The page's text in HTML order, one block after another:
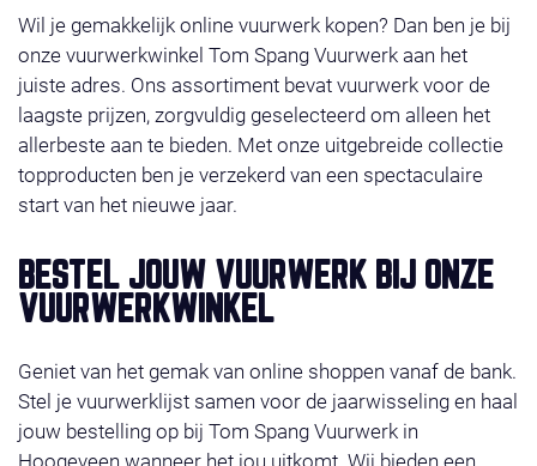
29, 30 of 31 december 2025. Wilt u liever bestellen in
de winkel, check dan even onze contact
.Wij wensen
u veel shop plezier!
Wil je gemakkelijk online vuurwerk kopen? Dan ben je bij
onze vuurwerkwinkel Tom Spang Vuurwerk aan het
juiste adres. Ons assortiment bevat vuurwerk voor de
laagste prijzen, zorgvuldig geselecteerd om alleen het
allerbeste aan te bieden. Met onze uitgebreide collectie
topproducten ben je verzekerd van een spectaculaire
start van het nieuwe jaar.
BESTEL JOUW VUURWERK BIJ ONZE
VUURWERKWINKEL
Geniet van het gemak van online shoppen vanaf de bank.
Stel je vuurwerklijst samen voor de jaarwisseling en haal
jouw bestelling op bij Tom Spang Vuurwerk in
Hoogeveen wanneer het jou uitkomt. Wij bieden een